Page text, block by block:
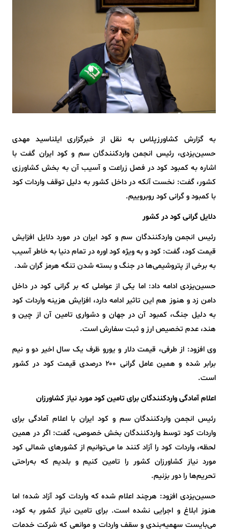
به گزارش کشاورزپلاس به نقل از خبرگزاری ایلناسید مهدی
حسین‌یزدی، رئیس انجمن واردکنندگان سم و کود ایران گفت با
اشاره به کمبود کود در فصل زراعت و آسیب آن به بخش کشاورزی
کشور، گفت: نخست آنکه در داخل کشور به دلیل توقف واردات کود
با کمبود و گرانی کود روبروییم.
دلایل گرانی کود در کشور
رئیس انجمن واردکنندگان سم و کود ایران در مورد دلایل افزایش
قیمت کود، گفت: کود و به ویژه کود اوره در تمام دنیا به خاطر آسیب
به برخی از پتروشیمی‌ها در جنگ و بسته شدن تنگه هرمز گران شد.
حسین‌یزدی ادامه داد: اما یکی از عواملی که بر گرانی کود در داخل
دامن زد و هنوز هم این تاثیر ادامه دارد، افزایش هزینه واردات کود
به دلیل جنگ، کمبود آن در جهان و دشواری تامین آن از چین و
هند، عدم تخصیص ارز و ثبت سفارش است.
وی افزود: از طرفی، قیمت دلار و یورو ظرف یک سال اخیر دو و نیم
برابر شده و همین عامل گرانی ۲۰۰ درصدی قیمت کود در کشور
است.
اعلام آمادگی واردکنندگان برای تامین کود مورد نیاز کشاورزان
رئیس انجمن واردکنندگان سم و کود ایران با اعلام آمادگی برای
واردات کود توسط واردکنندگان بخش خصوصی، گفت: اگر در همین
لحظه، واردات کود را آزاد کنند ما می‌توانیم از کشور‌های شمالی کود
مورد نیاز کشاورزان کشور را تامین کنیم و بلدیم که به‌راحتی
تحریم‌ها را دور بزنیم.
حسین‌یزدی افزود: هرچند اعلام شده که واردات کود آزاد شده؛ اما
هنوز ابلاغ و اجرایی نشده است. برای تامین نیاز کشور به کود،
می‌بایست سهمیه‌بندی و سقف واردات و موانعی که شرکت خدمات